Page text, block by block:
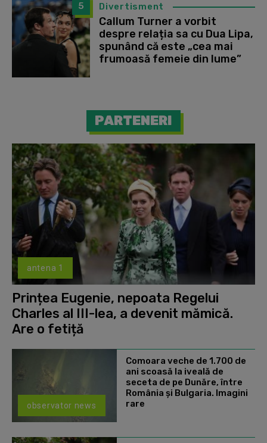
5 Divertisment
Callum Turner a vorbit
despre relația sa cu Dua Lipa,
spunând că este „cea mai
frumoasă femeie din lume”
PARTENERI
antena 1
Prințea Eugenie, nepoata Regelui
Charles al III-lea, a devenit mămică.
Are o fetiță
observator news
Comoara veche de 1.700 de
ani scoasă la iveală de
seceta de pe Dunăre, între
România şi Bulgaria. Imagini
rare